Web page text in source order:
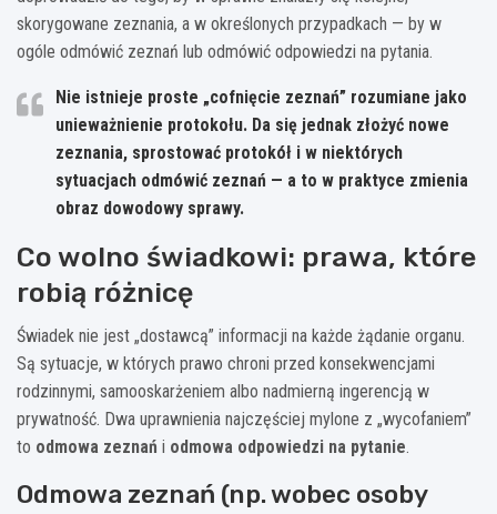
skorygowane zeznania, a w określonych przypadkach — by w
ogóle odmówić zeznań lub odmówić odpowiedzi na pytania.
Nie istnieje proste „cofnięcie zeznań” rozumiane jako
unieważnienie protokołu. Da się jednak złożyć nowe
zeznania, sprostować protokół i w niektórych
sytuacjach odmówić zeznań — a to w praktyce zmienia
obraz dowodowy sprawy.
Co wolno świadkowi: prawa, które
robią różnicę
Świadek nie jest „dostawcą” informacji na każde żądanie organu.
Są sytuacje, w których prawo chroni przed konsekwencjami
rodzinnymi, samooskarżeniem albo nadmierną ingerencją w
prywatność. Dwa uprawnienia najczęściej mylone z „wycofaniem”
to odmowa zeznań i odmowa odpowiedzi na pytanie.
Odmowa zeznań (np. wobec osoby